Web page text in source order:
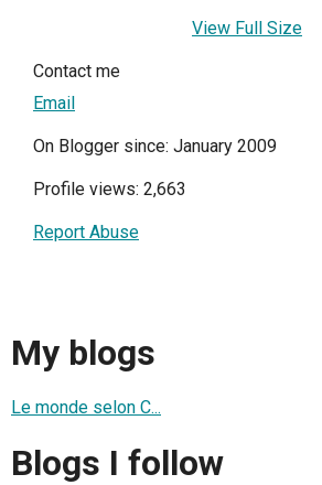
View Full Size
Contact me
Email
On Blogger since: January 2009
Profile views: 2,663
Report Abuse
My blogs
Le monde selon C...
Blogs I follow